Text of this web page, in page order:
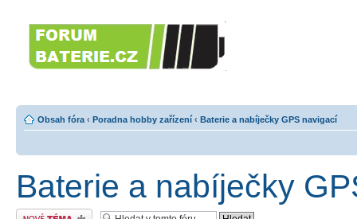
Obsah fóra ‹ Poradna hobby zařízení ‹ Baterie a nabíječky GPS navigací
Baterie a nabíječky
Odeslat nové téma